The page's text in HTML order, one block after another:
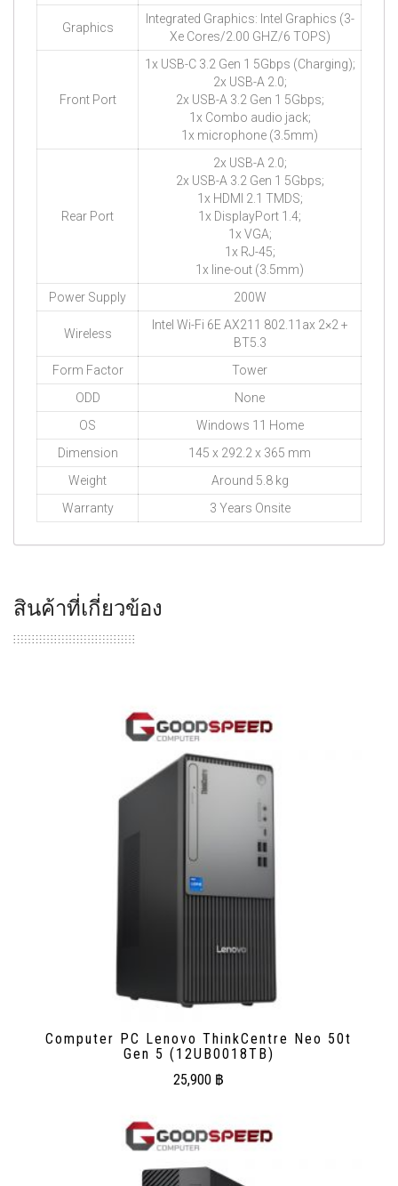
Graphics
Integrated Graphics: Intel Graphics (3-
Xe Cores/2.00 GHZ/6 TOPS)
Front Port
1x USB-C 3.2 Gen 1 5Gbps (Charging);
2x USB-A 2.0;
2x USB-A 3.2 Gen 1 5Gbps;
1x Combo audio jack;
1x microphone (3.5mm)
Rear Port
2x USB-A 2.0;
2x USB-A 3.2 Gen 1 5Gbps;
1x HDMI 2.1 TMDS;
1x DisplayPort 1.4;
1x VGA;
1x RJ-45;
1x line-out (3.5mm)
Power Supply
200W
Wireless
Intel Wi-Fi 6E AX211 802.11ax 2×2 +
BT5.3
Form Factor
Tower
ODD
None
OS
Windows 11 Home
Dimension
145 x 292.2 x 365 mm
Weight
Around 5.8 kg
Warranty
3 Years Onsite
สินค้าที่เกี่ยวข้อง
Computer PC Lenovo ThinkCentre Neo 50t
Gen 5 (12UB0018TB)
25,900 ฿